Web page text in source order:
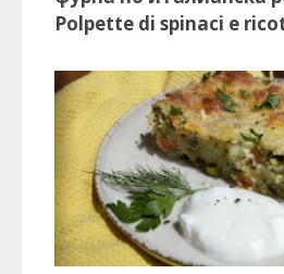
Polpette di spinaci e